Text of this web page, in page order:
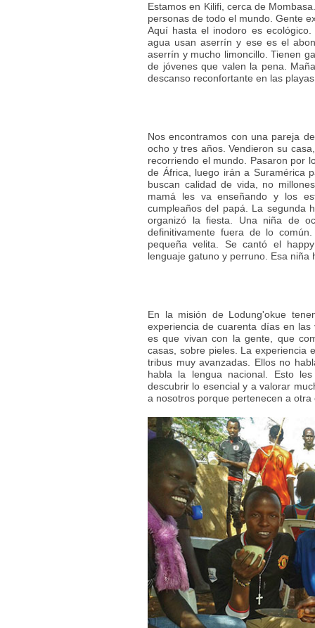
Estamos en Kilifi, cerca de
personas de todo el mundo. Gente
Aquí hasta el inodoro es
agua usan aserrín y ese es el
aserrín y mucho limoncillo. Tienen
de jóvenes que valen la pena.
descanso reconfortante en las
Nos encontramos con una pareja
ocho y tres años. Vendieron su
recorriendo el mundo. Pasaron por
de África, luego irán a Suramérica
buscan calidad de vida, no
mamá les va enseñando y los
cumpleaños del papá. La segunda
organizó la fiesta. Una niña de
definitivamente fuera de lo
pequeña velita. Se cantó el
lenguaje gatuno y perruno. Esa niña
En la misión de Lodung'okue
experiencia de cuarenta días en
es que vivan con la gente, que
casas, sobre pieles. La experiencia
tribus muy avanzadas. Ellos no
habla la lengua nacional. Esto
descubrir lo esencial y a valorar
a nosotros porque pertenecen a otra